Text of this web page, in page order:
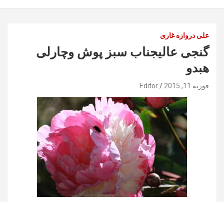
علی دروازه غاری
گنجی عالیجناب سبز پوش وچارلی
هبدو
فوریه 11, 2015 Editor